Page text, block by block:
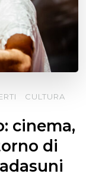
CULTURA
cinema,
di